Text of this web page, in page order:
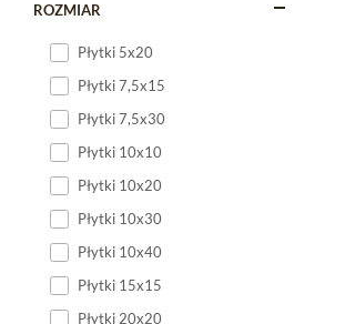
ROZMIAR
Płytki 5x20
Płytki 7,5x15
Płytki 7,5x30
Płytki 10x10
Płytki 10x20
Płytki 10x30
Płytki 10x40
Płytki 15x15
Płytki 20x20